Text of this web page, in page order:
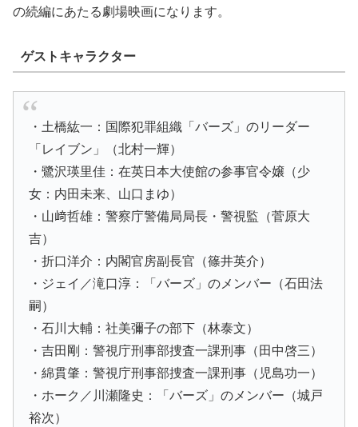
の続編にあたる劇場映画になります。
ゲストキャラクター
・土橋紘一：国際犯罪組織「バーズ」のリーダー
「レイブン」（北村一輝）
・鷺沢瑛里佳：在英日本大使館の参事官令嬢（少
女：内田未来、山口まゆ）
・山﨑哲雄：警察庁警備局局長・警視監（菅原大
吉）
・折口洋介：内閣官房副長官（篠井英介）
・ジェイ／滝口淳：「バーズ」のメンバー（石田法
嗣）
・石川大輔：社美彌子の部下（林泰文）
・吉田剛：警視庁刑事部捜査一課刑事（田中啓三）
・綿貫肇：警視庁刑事部捜査一課刑事（児島功一）
・ホーク／川瀬隆史：「バーズ」のメンバー（城戸
裕次）